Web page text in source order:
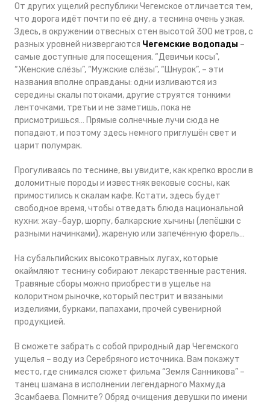
От других ущелий республики Чегемское отличается тем,
что дорога идёт почти по её дну, а теснина очень узкая.
Здесь, в окружении отвесных стен высотой 300 метров, с
разных уровней низвергаются Чегемские водопады –
самые доступные для посещения. “Девичьи косы”,
“Женские слёзы”, “Мужские слёзы”, “Шнурок”, – эти
названия вполне оправданы: одни изливаются из
середины скалы потоками, другие струятся тонкими
ленточками, третьи и не заметишь, пока не
присмотришься… Прямые солнечные лучи сюда не
попадают, и поэтому здесь немного приглушён свет и
царит полумрак.
Прогуливаясь по теснине, вы увидите, как крепко вросли в
доломитные породы и известняк вековые сосны, как
примостились к скалам кафе. Кстати, здесь будет
свободное время, чтобы отведать блюда национальной
кухни: жау-баур, шорпу, балкарские хычины (лепёшки с
разными начинками), жареную или запечённую форель…
На субальпийских высокотравных лугах, которые
окаймляют теснину собирают лекарственные растения.
Травяные сборы можно приобрести в ущелье на
колоритном рыночке, который пестрит и вязаными
изделиями, бурками, папахами, прочей сувенирной
продукцией.
В сможете забрать с собой природный дар Чегемского
ущелья – воду из Серебряного источника. Вам покажут
место, где снимался сюжет фильма “Земля Санникова” –
танец шамана в исполнении легендарного Махмуда
Эсамбаева. Помните? Обряд очищения девушки по имени